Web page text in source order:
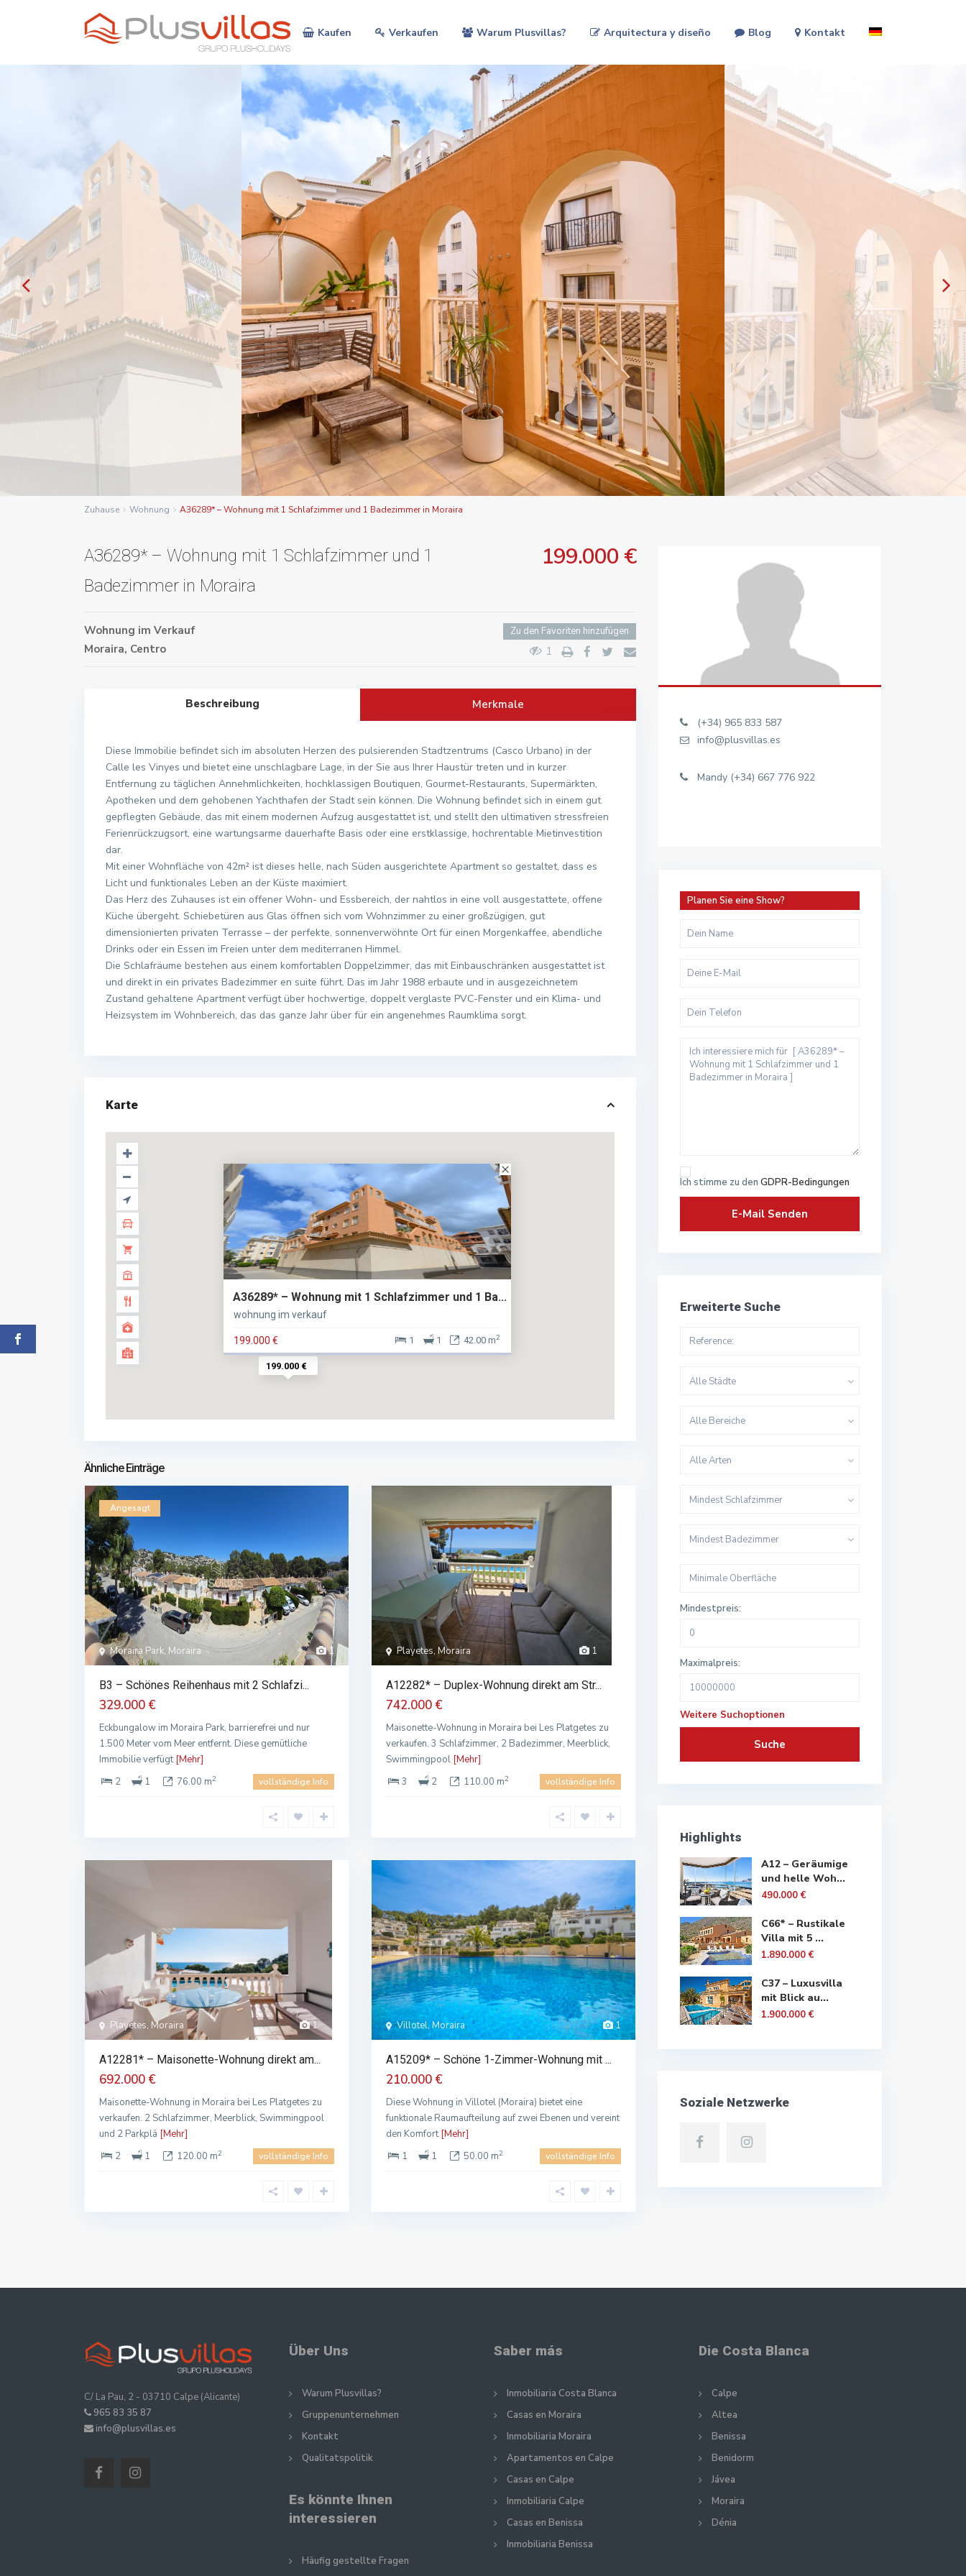
Kaufen Verkaufen Warum Plusvillas? Arquitectura y diseño Blog Kontakt
Zuhause Wohnung A36289* – Wohnung mit 1 Schlafzimmer und 1 Badezimmer in Moraira
A36289* – Wohnung mit 1 Schlafzimmer und 1
Badezimmer in Moraira
199.000 €
Wohnung im Verkauf
Moraira, Centro
Zu den Favoriten hinzufügen
1
Beschreibung Merkmale
Diese Immobilie befindet sich im absoluten Herzen des pulsierenden Stadtzentrums (Casco Urbano) in der
Calle les Vinyes und bietet eine unschlagbare Lage, in der Sie aus Ihrer Haustür treten und in kurzer
Entfernung zu täglichen Annehmlichkeiten, hochklassigen Boutiquen, Gourmet-Restaurants, Supermärkten,
Apotheken und dem gehobenen Yachthafen der Stadt sein können. Die Wohnung befindet sich in einem gut
gepflegten Gebäude, das mit einem modernen Aufzug ausgestattet ist, und stellt den ultimativen stressfreien
Ferienrückzugsort, eine wartungsarme dauerhafte Basis oder eine erstklassige, hochrentable Mietinvestition
dar.
Mit einer Wohnfläche von 42m² ist dieses helle, nach Süden ausgerichtete Apartment so gestaltet, dass es
Licht und funktionales Leben an der Küste maximiert.
Das Herz des Zuhauses ist ein offener Wohn- und Essbereich, der nahtlos in eine voll ausgestattete, offene
Küche übergeht. Schiebetüren aus Glas öffnen sich vom Wohnzimmer zu einer großzügigen, gut
dimensionierten privaten Terrasse – der perfekte, sonnenverwöhnte Ort für einen Morgenkaffee, abendliche
Drinks oder ein Essen im Freien unter dem mediterranen Himmel.
Die Schlafräume bestehen aus einem komfortablen Doppelzimmer, das mit Einbauschränken ausgestattet ist
und direkt in ein privates Badezimmer en suite führt. Das im Jahr 1988 erbaute und in ausgezeichnetem
Zustand gehaltene Apartment verfügt über hochwertige, doppelt verglaste PVC-Fenster und ein Klima- und
Heizsystem im Wohnbereich, das das ganze Jahr über für ein angenehmes Raumklima sorgt.
Karte
199.000 €
A36289* – Wohnung mit 1 Schlafzimmer und 1 Ba...
wohnung im verkauf
199.000 € 42.00 m2
1
1
Ähnliche Einträge
1
Moraira Park, Moraira
Angesagt
B3 – Schönes Reihenhaus mit 2 Schlafzi...
329.000 €
Eckbungalow im Moraira Park, barrierefrei und nur
1.500 Meter vom Meer entfernt. Diese gemütliche
Immobilie verfügt [Mehr]
2
1 76.00 m2 vollständige Info
1
Playetes, Moraira
A12282* – Duplex-Wohnung direkt am Str...
742.000 €
Maisonette-Wohnung in Moraira bei Les Platgetes zu
verkaufen. 3 Schlafzimmer, 2 Badezimmer, Meerblick,
Swimmingpool [Mehr]
3
2 110.00 m2 vollständige Info
1
Playetes, Moraira
A12281* – Maisonette-Wohnung direkt am...
692.000 €
Maisonette-Wohnung in Moraira bei Les Platgetes zu
verkaufen. 2 Schlafzimmer, Meerblick, Swimmingpool
und 2 Parkplä [Mehr]
2
1 120.00 m2 vollständige Info
1
Villotel, Moraira
A15209* – Schöne 1-Zimmer-Wohnung mit ...
210.000 €
Diese Wohnung in Villotel (Moraira) bietet eine
funktionale Raumaufteilung auf zwei Ebenen und vereint
den Komfort [Mehr]
1
1 50.00 m2 vollständige Info
(+34) 965 833 587
info@plusvillas.es
Mandy (+34) 667 776 922
Planen Sie eine Show?
Ich stimme zu den GDPR-Bedingungen
Erweiterte Suche
Alle Städte
Alle Bereiche
Alle Arten
Mindest Schlafzimmer
Mindest Badezimmer
Mindestpreis:
Maximalpreis:
Weitere Suchoptionen
Suche
Highlights
A12 – Geräumige
und helle Woh...
490.000 €
C66* – Rustikale
Villa mit 5 ...
1.890.000 €
C37 – Luxusvilla
mit Blick au...
1.900.000 €
Soziale Netzwerke
C/ La Pau, 2 - 03710 Calpe (Alicante)
965 83 35 87
info@plusvillas.es
Über Uns
Warum Plusvillas?
Gruppenunternehmen
Kontakt
Qualitatspolitik
Es könnte Ihnen
interessieren
Häufig gestellte Fragen
Saber más
Inmobiliaria Costa Blanca
Casas en Moraira
Inmobiliaria Moraira
Apartamentos en Calpe
Casas en Calpe
Inmobiliaria Calpe
Casas en Benissa
Inmobiliaria Benissa
Die Costa Blanca
Calpe
Altea
Benissa
Benidorm
Jávea
Moraira
Dénia